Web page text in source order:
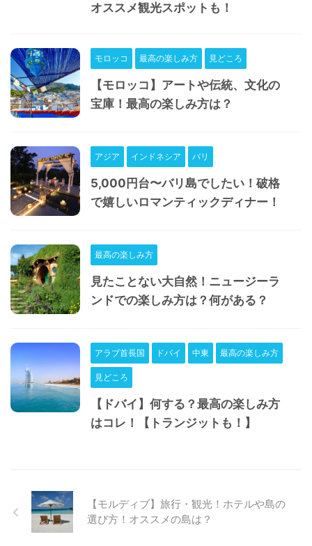
オススメ観光スポットも！
モロッコ 最高の楽しみ方 見どころ
【モロッコ】アートや伝統、文化の
宝庫！最高の楽しみ方は？
アジア インドネシア バリ
5,000円台〜バリ島でしたい！破格
で嬉しいロマンティックディナー！
最高の楽しみ方
見たことない大自然！ニュージーラ
ンドでの楽しみ方は？何がある？
アラブ首長国 ドバイ 中東 最高の楽しみ方
見どころ
【ドバイ】何する？最高の楽しみ方
はコレ！【トランジットも！】
【モルディブ】旅行・観光！ホテルや島の
選び方！オススメの島は？